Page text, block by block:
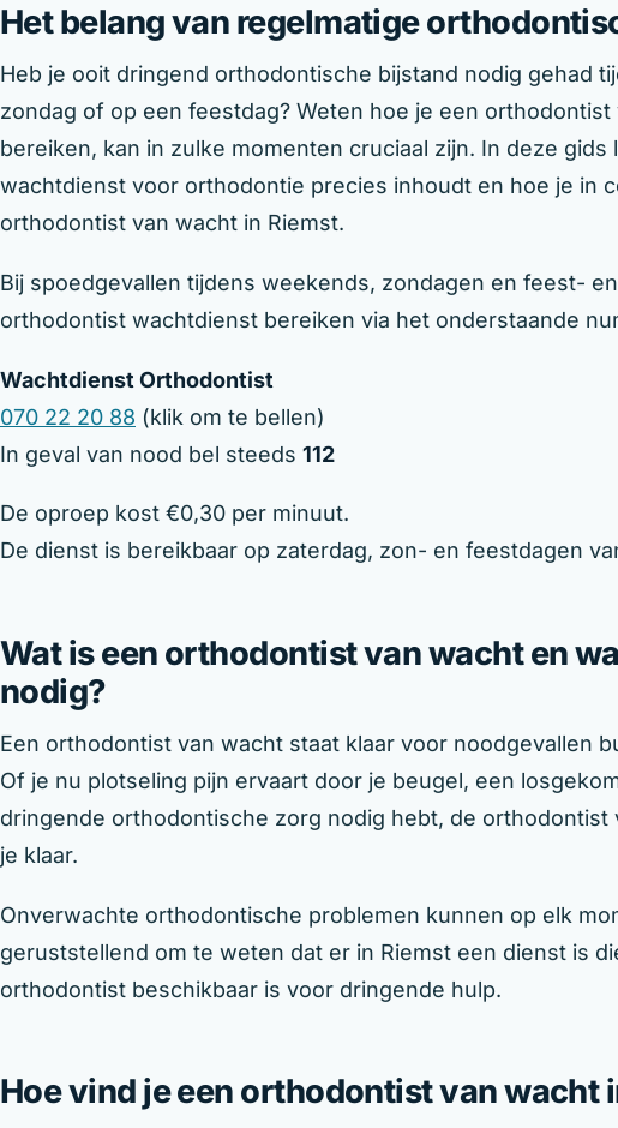
Het belang van regelmatige
Heb je ooit dringend orthodontische bijstand nodig gehad
zondag of op een feestdag? Weten hoe je een
bereiken, kan in zulke momenten cruciaal zijn. In deze gids
wachtdienst voor orthodontie precies inhoudt en hoe je in
orthodontist van wacht in Riemst.
Bij spoedgevallen tijdens weekends, zondagen en feest-
orthodontist wachtdienst bereiken via het onderstaande
Wachtdienst Orthodontist
070 22 20 88 (klik om te bellen)
In geval van nood bel steeds 112
De oproep kost €0,30 per minuut.
De dienst is bereikbaar op zaterdag, zon- en feestdagen
Wat is een orthodontist van wacht en
nodig?
Een orthodontist van wacht staat klaar voor noodgevallen
Of je nu plotseling pijn ervaart door je beugel, een
dringende orthodontische zorg nodig hebt, de orthodontist
je klaar.
Onverwachte orthodontische problemen kunnen op elk
geruststellend om te weten dat er in Riemst een dienst is
orthodontist beschikbaar is voor dringende hulp.
Hoe vind je een orthodontist van wacht